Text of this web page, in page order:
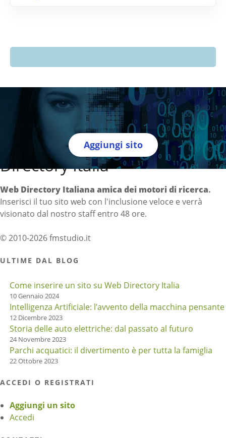
Aggiungi sito
Directory Italia
Web Directory Italiana amica dei motori di ricerca.
Inserisci il tuo sito web con l'inclusione veloce e verrà
visionato dal nostro staff entro 48 ore.
© 2010-2026 fmstudio.it
ULTIME DAL BLOG
Come inserire un sito su Web Directory Italia
10 Gennaio 2024
Intelligenza Artificiale: l’avvento della macchina pensante
12 Dicembre 2023
Storia delle auto elettriche: dal passato al futuro
24 Novembre 2023
Parchi acquatici: il divertimento è per tutta la famiglia
22 Ottobre 2023
ACCEDI O REGISTRATI
Aggiungi un sito
Accedi